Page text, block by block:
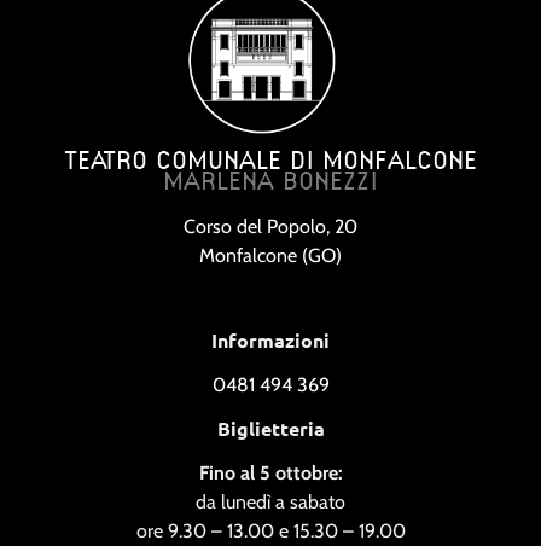
TEATRO COMUNALE DI MONFALCONE
MARLENA BONEZZI
Corso del Popolo, 20
Monfalcone (GO)
Informazioni
0481 494 369
Biglietteria
Fino al 5 ottobre:
da lunedì a sabato
ore 9.30 – 13.00 e 15.30 – 19.00